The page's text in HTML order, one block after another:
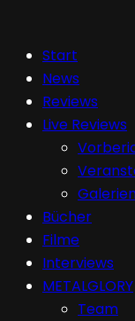
Start
News
Reviews
Live Reviews
Bücher
Filme
Interviews
METALGLORY
Team